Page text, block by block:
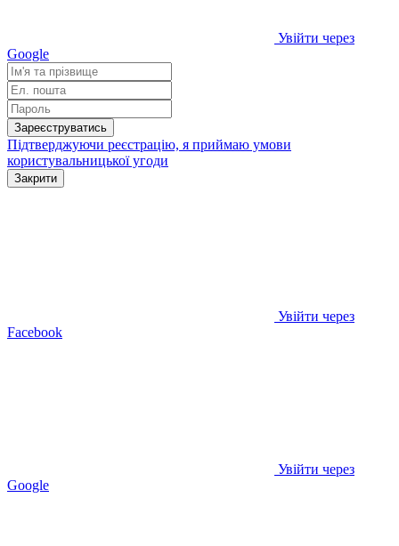
Увійти через
Google
Зареєструватись
Підтверджуючи реєстрацію, я приймаю умови
користувальницької угоди
Закрити
Увійти через
Facebook
Увійти через
Google